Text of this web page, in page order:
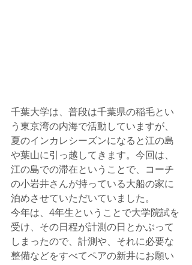
千葉大学は、普段は千葉県の稲毛とい
う東京湾の内海で活動していますが、
夏のインカレシーズンになると江の島
や葉山に引っ越してきます。今回は、
江の島での滞在ということで、コーチ
の小岩井さんが持っている大船の家に
泊めさせていただいていました。
今年は、4年生ということで大学院試を
受け、その日程が計測の日とかぶって
しまったので、計測や、それに必要な
整備などをすべてペアの新井にお願い